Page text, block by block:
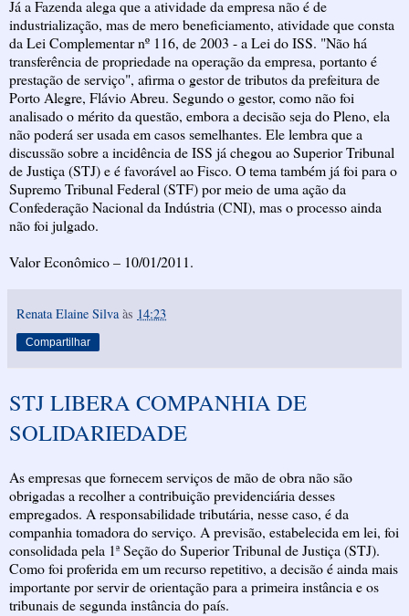
Já a Fazenda alega que a atividade da empresa não é de
industrialização, mas de mero beneficiamento, atividade que consta
da Lei Complementar nº 116, de 2003 - a Lei do ISS. "Não há
transferência de propriedade na operação da empresa, portanto é
prestação de serviço", afirma o gestor de tributos da prefeitura de
Porto Alegre, Flávio Abreu. Segundo o gestor, como não foi
analisado o mérito da questão, embora a decisão seja do Pleno, ela
não poderá ser usada em casos semelhantes. Ele lembra que a
discussão sobre a incidência de ISS já chegou ao Superior Tribunal
de Justiça (STJ) e é favorável ao Fisco. O tema também já foi para o
Supremo Tribunal Federal (STF) por meio de uma ação da
Confederação Nacional da Indústria (CNI), mas o processo ainda
não foi julgado.
Valor Econômico – 10/01/2011.
Renata Elaine Silva às 14:23
Compartilhar
STJ LIBERA COMPANHIA DE
SOLIDARIEDADE
As empresas que fornecem serviços de mão de obra não são
obrigadas a recolher a contribuição previdenciária desses
empregados. A responsabilidade tributária, nesse caso, é da
companhia tomadora do serviço. A previsão, estabelecida em lei, foi
consolidada pela 1ª Seção do Superior Tribunal de Justiça (STJ).
Como foi proferida em um recurso repetitivo, a decisão é ainda mais
importante por servir de orientação para a primeira instância e os
tribunais de segunda instância do país.